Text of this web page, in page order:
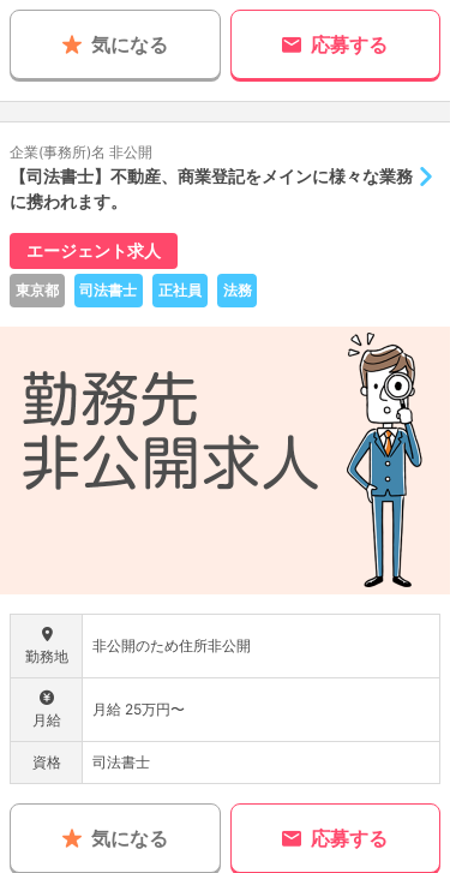
気になる 応募する
企業(事務所)名 非公開
【司法書士】不動産、商業登記をメインに様々な業務
に携われます。
エージェント求人
東京都 司法書士 正社員 法務
勤務地
非公開のため住所非公開
月給
月給 25万円〜
資格 司法書士
気になる 応募する